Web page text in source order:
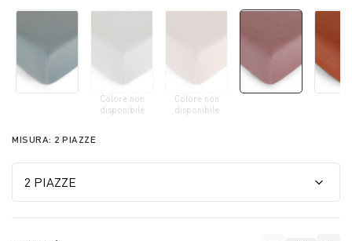
Colore non
disponibile
Colore non
disponibile
MISURA: 2 PIAZZE